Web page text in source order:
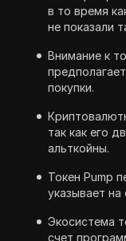
в то время
не показали
Внимание к
покупки.
так как его
альткойны.
Токен Pump
указывает
Экосистема
счет